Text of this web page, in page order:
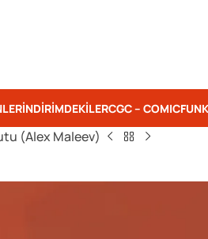
İNDIRIMDEKILERCGC – COMIC
(Alex Maleev)